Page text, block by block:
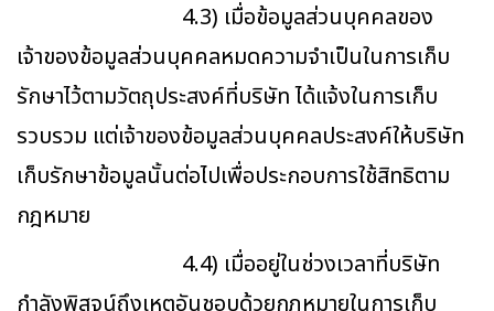
4.3) เมื่อข้อมูลส่วนบุคคลของ
เจ้าของข้อมูลส่วนบุคคลหมดความจำเป็นในการเก็บ
รักษาไว้ตามวัตถุประสงค์ที่บริษัท ได้แจ้งในการเก็บ
รวบรวม แต่เจ้าของข้อมูลส่วนบุคคลประสงค์ให้บริษัท
เก็บรักษาข้อมูลนั้นต่อไปเพื่อประกอบการใช้สิทธิตาม
กฎหมาย
4.4) เมื่ออยู่ในช่วงเวลาที่บริษัท
กำลังพิสูจน์ถึงเหตุอันชอบด้วยกฎหมายในการเก็บ